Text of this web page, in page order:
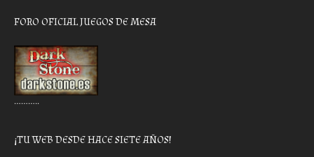
FORO OFICIAL JUEGOS DE MESA
………..
¡TU WEB DESDE HACE SIETE AÑOS!